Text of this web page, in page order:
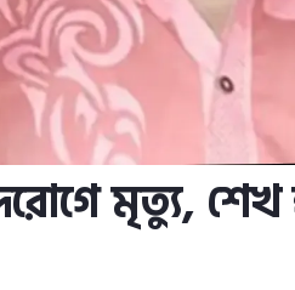
মৃত্যু, শেখ